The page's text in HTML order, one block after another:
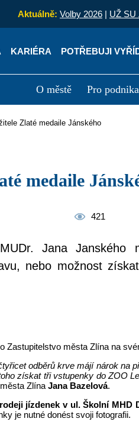
Aktuálně: Volby 2026 | UŽ SU
KARIÉRA POTŘEBUJI
O městě Pro
deskaZlaté medaile Jánského
medaile
421
Jana Janského
nebo možnost
města Zlína na
odběrů krve májí nárok
získat tři vstupenky do ZOO
ZlínaJana Bazelová.
jízdenek v ul. Školní MHD
je nutné donést svoji fotografii.